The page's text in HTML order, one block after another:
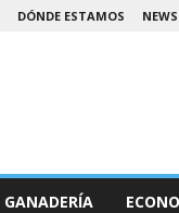
DÓNDE ESTAMOS
GANADERÍA